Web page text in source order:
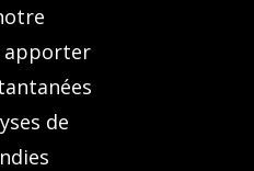
apporter
de